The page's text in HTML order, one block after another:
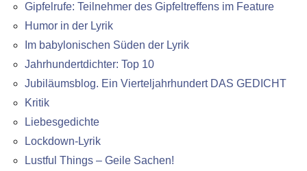
Gipfelrufe: Teilnehmer des Gipfeltreffens im Feature
Humor in der Lyrik
Im babylonischen Süden der Lyrik
Jahrhundertdichter: Top 10
Jubiläumsblog. Ein Vierteljahrhundert DAS GEDICHT
Kritik
Liebesgedichte
Lockdown-Lyrik
Lustful Things – Geile Sachen!